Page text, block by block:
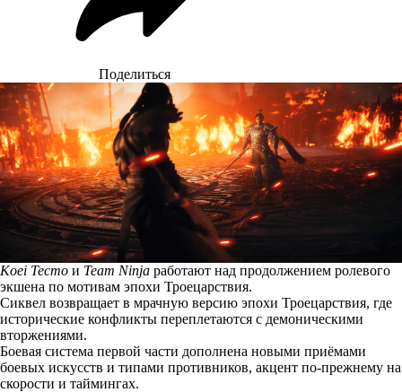
Поделиться
Koei Tecmo и Team Ninja работают над продолжением ролевого
экшена по мотивам эпохи Троецарствия.
Сиквел возвращает в мрачную версию эпохи Троецарствия, где
исторические конфликты переплетаются с демоническими
вторжениями.
Боевая система первой части дополнена новыми приёмами
боевых искусств и типами противников, акцент по-прежнему на
скорости и таймингах.